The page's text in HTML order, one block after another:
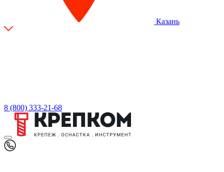
Казань
8 (800) 333-21-68